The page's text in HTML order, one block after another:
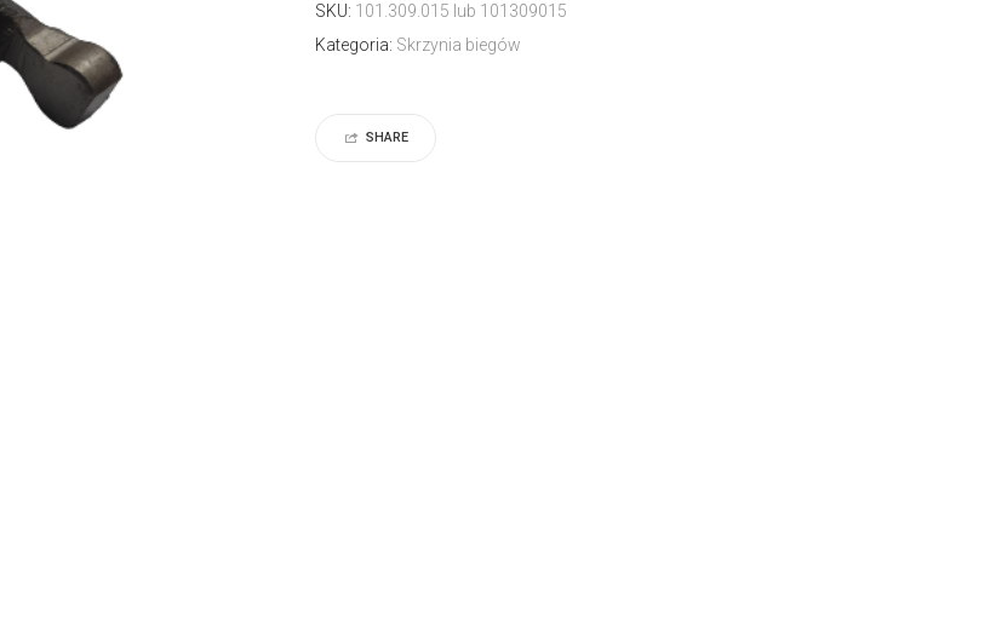
SKU: 101.309.015 lub 101309015
Kategoria: Skrzynia biegów
SHARE